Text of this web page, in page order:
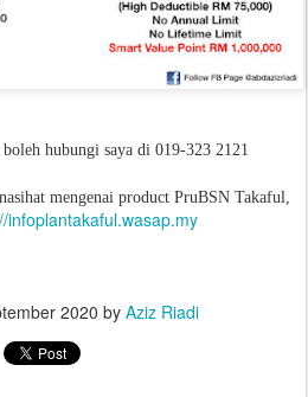
hubungi saya di 019-323 2121
mengenai product PruBSN Takaful,
infoplantakaful.wasap.my
2020 by Aziz Riadi